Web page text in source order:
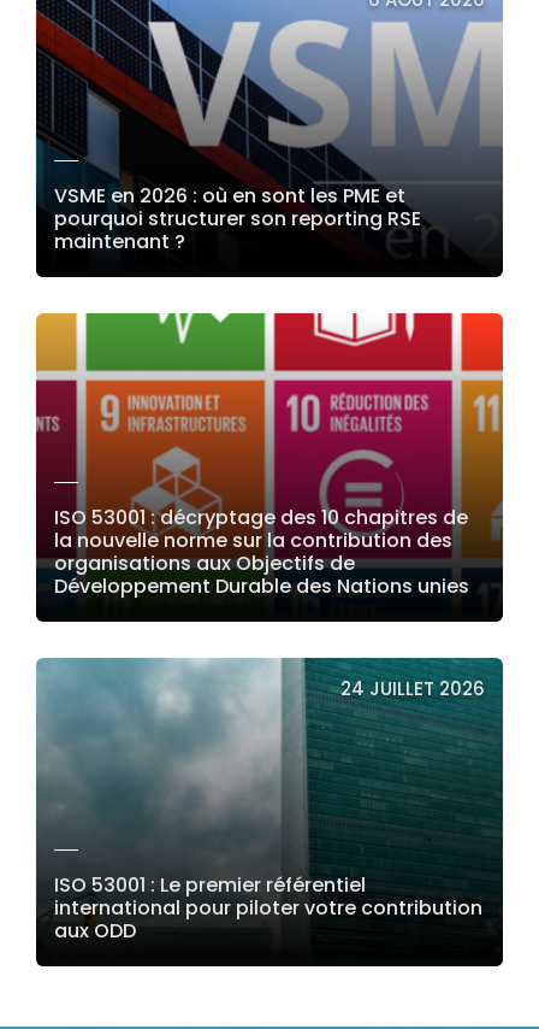
VSME en 2026 : où en sont les PME et
pourquoi structurer son reporting RSE
maintenant ?
LIRE LA SUITE
ISO 53001 : décryptage des 10 chapitres de
la nouvelle norme sur la contribution des
organisations aux Objectifs de
Développement Durable des Nations unies
LIRE LA SUITE
24 JUILLET 2026
ISO 53001 : Le premier référentiel
international pour piloter votre contribution
aux ODD